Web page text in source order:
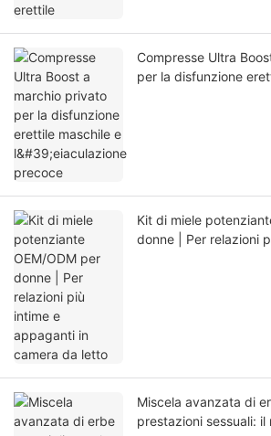
Compresse Ultra
per la disfunzione
Kit di miele
donne | Per relazioni
Miscela avanzata di
prestazioni sessuali: